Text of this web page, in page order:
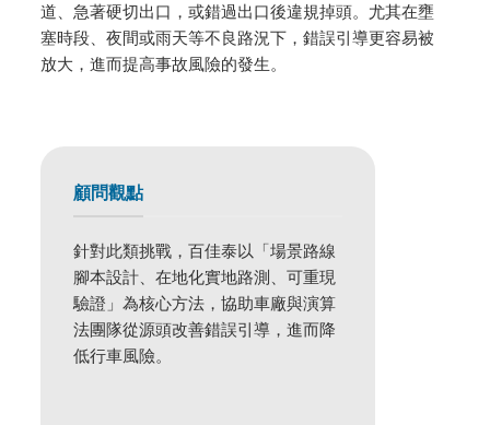
道、急著硬切出口，或錯過出口後違規掉頭。尤其在壅
塞時段、夜間或雨天等不良路況下，錯誤引導更容易被
放大，進而提高事故風險的發生。
顧問觀點
針對此類挑戰，百佳泰以「場景路線
腳本設計、在地化實地路測、可重現
驗證」為核心方法，協助車廠與演算
法團隊從源頭改善錯誤引導，進而降
低行車風險。